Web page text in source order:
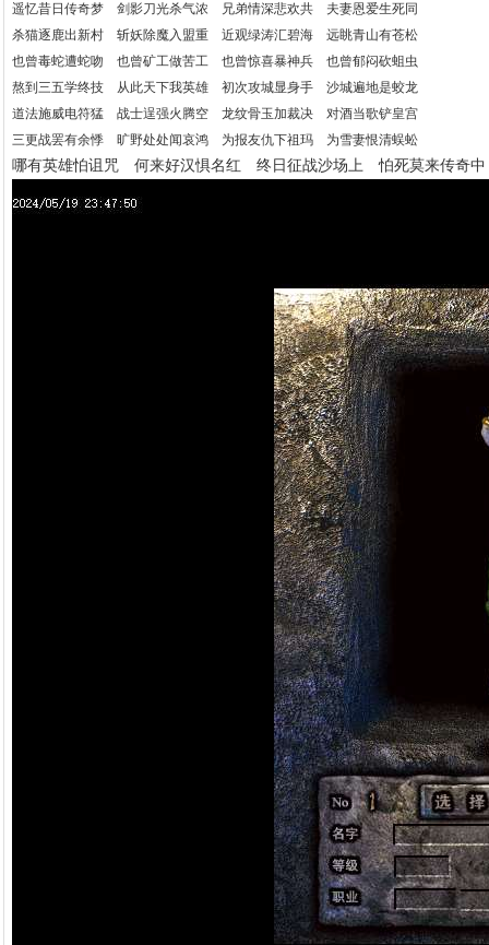
遥忆昔日传奇梦 剑影刀光杀气浓 兄弟情深悲欢共 夫妻恩爱生死同
杀猫逐鹿出新村 斩妖除魔入盟重 近观绿涛汇碧海 远眺青山有苍松
也曾毒蛇遭蛇吻 也曾矿工做苦工 也曾惊喜暴神兵 也曾郁闷砍蛆虫
熬到三五学终技 从此天下我英雄 初次攻城显身手 沙城遍地是蛟龙
道法施威电符猛 战士逞强火腾空 龙纹骨玉加裁决 对酒当歌铲皇宫
三更战罢有余悸 旷野处处闻哀鸿 为报友仇下祖玛 为雪妻恨清蜈蚣
哪有英雄怕诅咒 何来好汉惧名红 终日征战沙场上 怕死莫来传奇中